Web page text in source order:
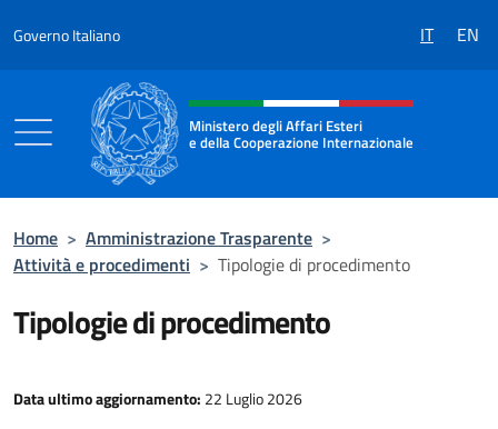
Governo Italiano IT EN
Intestazione sito, social e menù
Ministero degli Affari Esteri
e della Cooperazione Internazionale
Home > Amministrazione Trasparente >
Attività e procedimenti > Tipologie di procedimento
Tipologie di procedimento
Data ultimo aggiornamento: 22 Luglio 2026